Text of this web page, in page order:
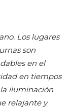
Los lugares
son
en el
en tiempos
iluminación
relajante y